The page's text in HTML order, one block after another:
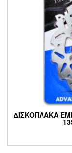
ΔΙΣΚΟΠΛΑΚΑ